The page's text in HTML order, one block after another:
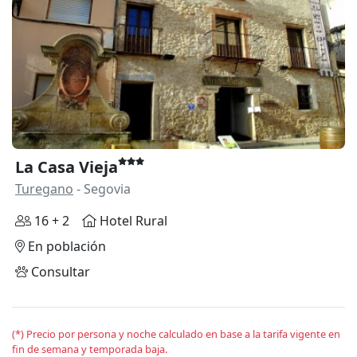
La Casa Vieja
Turegano - Segovia
16 + 2
Hotel Rural
En población
Consultar
(*) Precio por persona y noche calculado en base a la tarifa vigente en
fin de semana y temporada baja.